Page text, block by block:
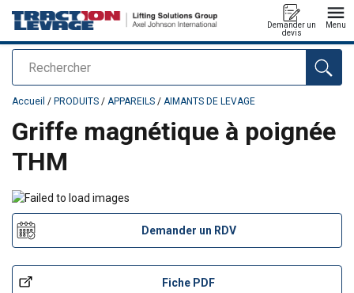
Rechercher
Demander un
devis
Menu
Ajouté au panier
Accueil / PRODUITS / APPAREILS / AIMANTS DE LEVAGE
Griffe magnétique à poignée
THM
Demander un RDV
Fiche PDF